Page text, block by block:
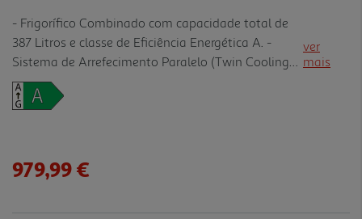
Link
para
a
mesma
página.
- Frigorífico Combinado com capacidade total de
387 Litros e classe de Eficiência Energética A. -
Sistema de Arrefecimento Paralelo (Twin Cooling
PlusT): garante que os alimentos se mantêm
frescos e em perfeitas condições durante mais
independentes. Assim, conserva melhor os
ver
mais
979,99 €